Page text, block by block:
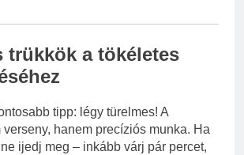
trükkök a tökéletes
tipp: légy türelmes! A
hanem precíziós munka. Ha
ijedj meg – inkább várj pár percet,